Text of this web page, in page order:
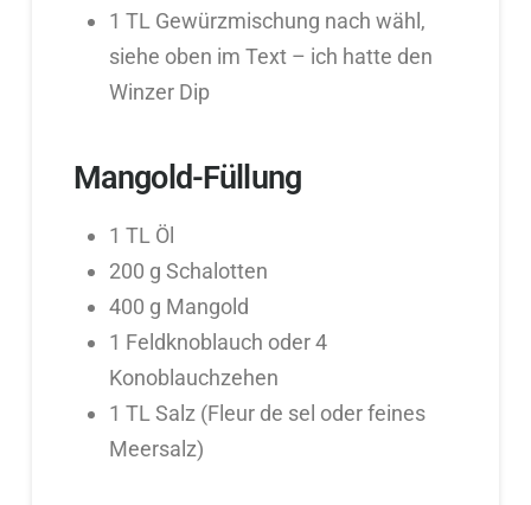
1 TL Gewürzmischung nach wähl,
siehe oben im Text – ich hatte den
Winzer Dip
Mangold-Füllung
1 TL Öl
200 g Schalotten
400 g Mangold
1 Feldknoblauch oder 4
Konoblauchzehen
1 TL Salz (Fleur de sel oder feines
Meersalz)